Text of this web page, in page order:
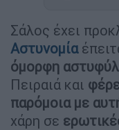
Σάλος έχει
Αστυνομία
όμορφη
Πειραιά και
παρόμοια με
χάρη σε